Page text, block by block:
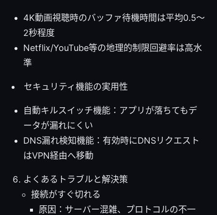
4K動画視聴時のバッファ待機時間は平均0.5〜
2秒程度
Netflix/YouTube等の地理的制限回避率は高水
準
セキュリティ機能の実用性
自動キルスイッチ機能：アプリが落ちてもデ
ータが漏れにくい
DNS漏れ検知機能：有効時にDNSリクエスト
はVPN経由へ移動
よくあるトラブルと解決策
接続がすぐ切れる
原因：サーバー混雑、プロトコルの不一